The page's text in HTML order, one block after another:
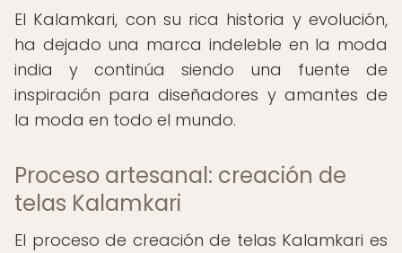
El Kalamkari, con su rica historia y evolución,
ha dejado una marca indeleble en la moda
india y continúa siendo una fuente de
inspiración para diseñadores y amantes de
la moda en todo el mundo.
Proceso artesanal: creación de
telas Kalamkari
El proceso de creación de telas Kalamkari es